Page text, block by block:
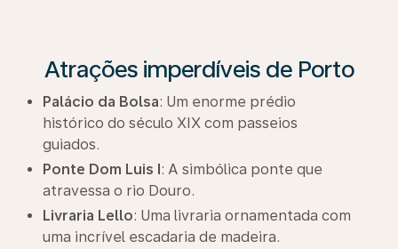
Atrações imperdíveis de Porto
Palácio da Bolsa: Um enorme prédio
histórico do século XIX com passeios
guiados.
Ponte Dom Luis I: A simbólica ponte que
atravessa o rio Douro.
Livraria Lello: Uma livraria ornamentada com
uma incrível escadaria de madeira.